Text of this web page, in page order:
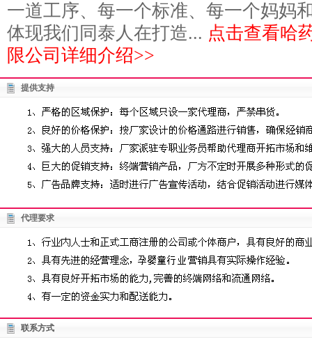
一道工序、每一个标准、每一个妈妈
体现我们同泰人在打造... 点击查看哈
限公司详细介绍>>
提供支持
代理要求
联系方式